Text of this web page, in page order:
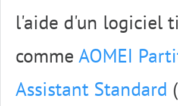
l'aide d'un logiciel
comme AOMEI
Assistant Standard